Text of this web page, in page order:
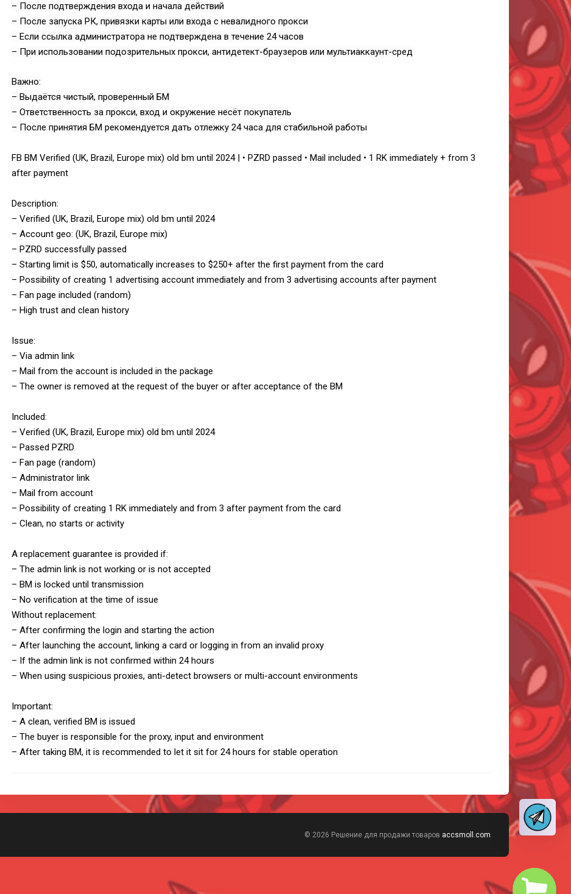
– После подтверждения входа и начала действий
– После запуска РК, привязки карты или входа с невалидного прокси
– Если ссылка администратора не подтверждена в течение 24 часов
– При использовании подозрительных прокси, антидетект-браузеров или мультиаккаунт-сред
Важно:
– Выдаётся чистый, проверенный БМ
– Ответственность за прокси, вход и окружение несёт покупатель
– После принятия БМ рекомендуется дать отлежку 24 часа для стабильной работы
FB BM Verified (UK, Brazil, Europe mix) old bm until 2024 | • PZRD passed • Mail included • 1 RK immediately + from 3
after payment
Description:
– Verified (UK, Brazil, Europe mix) old bm until 2024
– Account geo: (UK, Brazil, Europe mix)
– PZRD successfully passed
– Starting limit is $50, automatically increases to $250+ after the first payment from the card
– Possibility of creating 1 advertising account immediately and from 3 advertising accounts after payment
– Fan page included (random)
– High trust and clean history
Issue:
– Via admin link
– Mail from the account is included in the package
– The owner is removed at the request of the buyer or after acceptance of the BM
Included:
– Verified (UK, Brazil, Europe mix) old bm until 2024
– Passed PZRD
– Fan page (random)
– Administrator link
– Mail from account
– Possibility of creating 1 RK immediately and from 3 after payment from the card
– Clean, no starts or activity
A replacement guarantee is provided if:
– The admin link is not working or is not accepted
– BM is locked until transmission
– No verification at the time of issue
Without replacement:
– After confirming the login and starting the action
– After launching the account, linking a card or logging in from an invalid proxy
– If the admin link is not confirmed within 24 hours
– When using suspicious proxies, anti-detect browsers or multi-account environments
Important:
– A clean, verified BM is issued
– The buyer is responsible for the proxy, input and environment
– After taking BM, it is recommended to let it sit for 24 hours for stable operation
© 2026 Решение для продажи товаров accsmoll.com
Всего позиций в корзине
Всего товара в корзине
(шт)
Сумма к оплате (без скидок)